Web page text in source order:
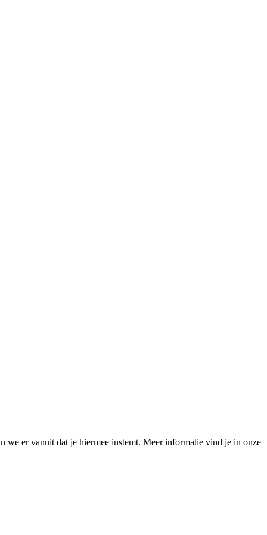
we er vanuit dat je hiermee instemt. Meer informatie vind je in onze